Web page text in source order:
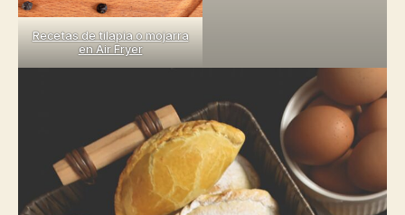
Recetas de tilapia o mojarra
en Air Fryer